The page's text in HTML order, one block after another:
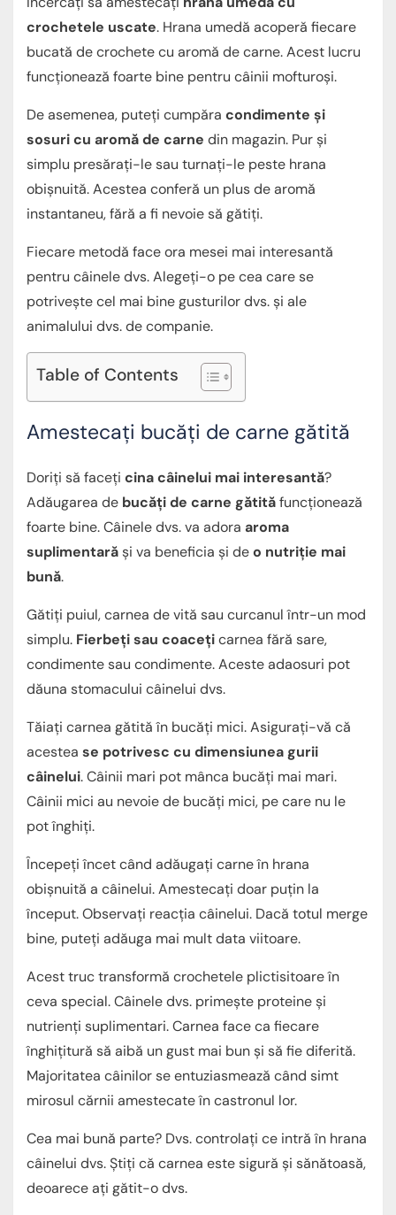
crochetele uscate. Hrana umedă acoperă fiecare
bucată de crochete cu aromă de carne. Acest lucru
funcționează foarte bine pentru câinii mofturoși.
De asemenea, puteți cumpăra condimente și
sosuri cu aromă de carne din magazin. Pur și
simplu presărați-le sau turnați-le peste hrana
obișnuită. Acestea conferă un plus de aromă
instantaneu, fără a fi nevoie să gătiți.
Fiecare metodă face ora mesei mai interesantă
pentru câinele dvs. Alegeți-o pe cea care se
potrivește cel mai bine gusturilor dvs. și ale
animalului dvs. de companie.
Table of Contents
Amestecați bucăți de carne gătită
Doriți să faceți cina câinelui mai interesantă?
Adăugarea de bucăți de carne gătităfuncționează
foarte bine. Câinele dvs. va adora aroma
suplimentarăși va beneficia și deo nutriție mai
bună.
Gătiți puiul, carnea de vită sau curcanul într-un mod
simplu. Fierbeți sau coacețicarnea fără sare,
condimente sau condimente. Aceste adaosuri pot
dăuna stomacului câinelui dvs.
Tăiați carnea gătită în bucăți mici. Asigurați-vă că
acestea se potrivesc cu dimensiunea gurii
câinelui. Câinii mari pot mânca bucăți mai mari.
Câinii mici au nevoie de bucăți mici, pe care nu le
pot înghiți.
Începeți încet când adăugați carne în hrana
obișnuită a câinelui. Amestecați doar puțin la
început. Observați reacția câinelui. Dacă totul merge
bine, puteți adăuga mai mult data viitoare.
Acest truc transformă crochetele plictisitoare în
ceva special. Câinele dvs. primește proteine și
nutrienți suplimentari. Carnea face ca fiecare
înghițitură să aibă un gust mai bun și să fie diferită.
Majoritatea câinilor se entuziasmează când simt
mirosul cărnii amestecate în castronul lor.
Cea mai bună parte? Dvs. controlați ce intră în hrana
câinelui dvs. Știți că carnea este sigură și sănătoasă,
deoarece ați gătit-o dvs.